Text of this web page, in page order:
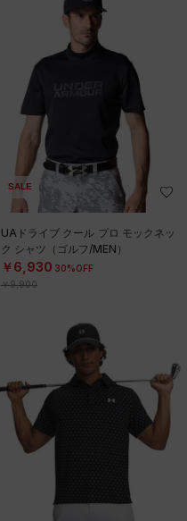
SALE
UAドライブ クール プロ モックネッ
ク シャツ（ゴルフ/MEN）
￥6,930 30%OFF
￥9,900